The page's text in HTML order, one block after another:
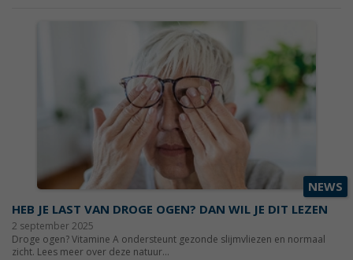
NEWS
HEB JE LAST VAN DROGE OGEN? DAN WIL JE DIT LEZEN
2 september 2025
Droge ogen? Vitamine A ondersteunt gezonde slijmvliezen en normaal
zicht. Lees meer over deze natuur...